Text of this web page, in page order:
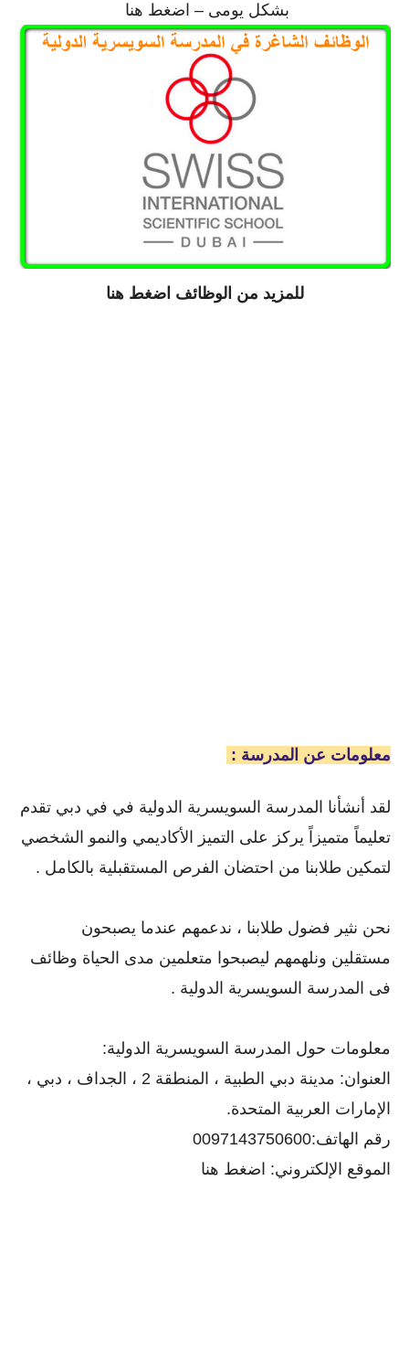
بشكل يومى – اضغط هنا
للمزيد من الوظائف اضغطهنا
معلومات عن المدرسة :
لقد أنشأنا المدرسة السويسرية الدولية في في دبي تقدم
تعليماً متميزاً يركز على التميز الأكاديمي والنمو الشخصي
لتمكين طلابنا من احتضان الفرص المستقبلية بالكامل .
نحن نثير فضول طلابنا ، ندعمهم عندما يصبحون
مستقلين ونلهمهم ليصبحوا متعلمين مدى الحياة وظائف
فى المدرسة السويسرية الدولية .
معلومات حول المدرسة السويسرية الدولية:
العنوان: مدينة دبي الطبية ، المنطقة 2 ، الجداف ، دبي ،
الإمارات العربية المتحدة.
رقم الهاتف:0097143750600
الموقع الإلكتروني: اضغط هنا